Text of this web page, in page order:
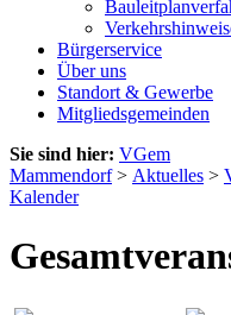
Bürgerservice
Über uns
Standort & Gewerbe
Mitgliedsgemeinden
Sie sind hier: VGem
Mammendorf> Aktuelles >
Kalender